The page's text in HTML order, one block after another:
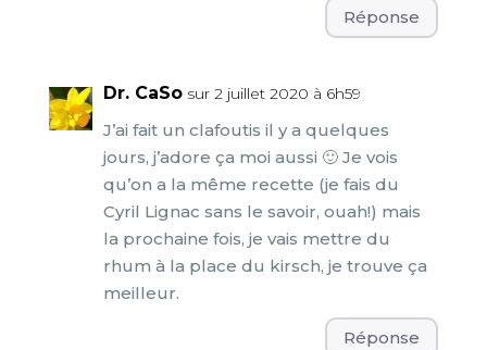
Réponse
Dr. CaSo sur 2 juillet 2020 à 6h59
J’ai fait un clafoutis il y a quelques
jours, j’adore ça moi aussi 🙂 Je vois
qu’on a la même recette (je fais du
Cyril Lignac sans le savoir, ouah!) mais
la prochaine fois, je vais mettre du
rhum à la place du kirsch, je trouve ça
meilleur.
Réponse